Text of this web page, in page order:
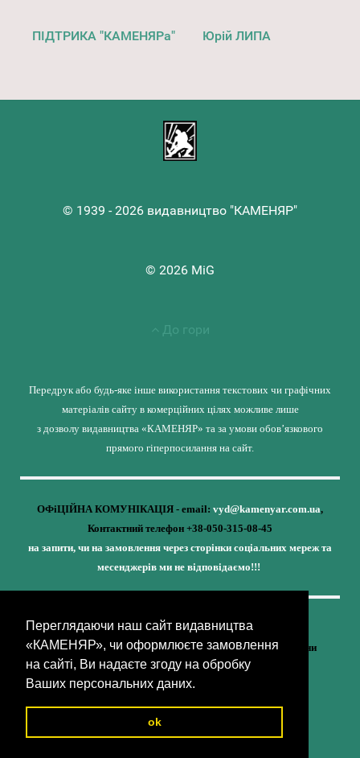
Переглядаючи наш сайт видавництва
«КАМЕНЯР», чи оформлюєте замовлення
на сайті, Ви надаєте згоду на обробку
Ваших персональних даних.
ok
ПІДТРИКА "КАМЕНЯРа" Юрій ЛИПА
© 1939 - 2026 видавництво "КАМЕНЯР"
© 2026 MiG
До гори
Передрук або будь-яке інше використання текстових чи графічних
матеріалів сайту в комерційних цілях можливе лише
з дозволу видавництва «КАМЕНЯР» та за умови обов’язкового
прямого гіперпосилання на сайт.
ОФіЦІЙНА КОМУНІКАЦІЯ - email: vyd@kamenyar.com.ua,
Контактний телефон +38-050-315-08-45
на запити, чи на замовлення через сторінки соціальних мереж та
месенджерів ми не відповідаємо!!!
Кожне наше видання - це внесок у спротив,
у збереження ідентичності та неминучу перемогу України
(видавництво «КАМЕНЯР»)